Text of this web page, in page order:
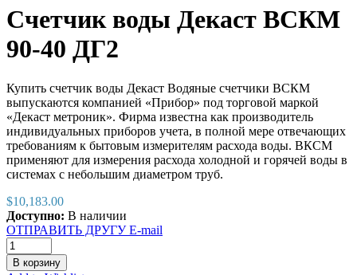
Счетчик воды Декаст ВСКМ
90-40 ДГ2
Купить счетчик воды Декаст Водяные счетчики ВСКМ
выпускаются компанией «Прибор» под торговой маркой
«Декаст метроник». Фирма известна как производитель
индивидуальных приборов учета, в полной мере отвечающих
требованиям к бытовым измерителям расхода воды. ВКСМ
применяют для измерения расхода холодной и горячей воды в
системах с небольшим диаметром труб.
$10,183.00
Доступно: В наличии
ОТПРАВИТЬ ДРУГУ E-mail
В корзину